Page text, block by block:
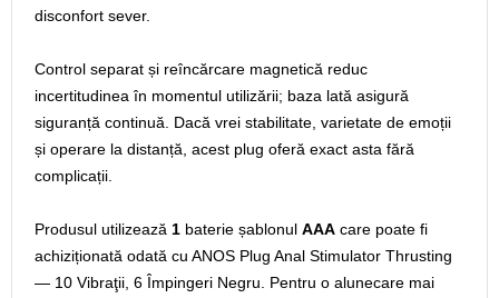
disconfort sever.
Control separat și reîncărcare magnetică reduc
incertitudinea în momentul utilizării; baza lată asigură
siguranță continuă. Dacă vrei stabilitate, varietate de emoții
și operare la distanță, acest plug oferă exact asta fără
complicații.
Produsul utilizează 1 baterie șablonul AAA care poate fi
achiziționată odată cu ANOS Plug Anal Stimulator Thrusting
— 10 Vibraţii, 6 Împingeri Negru. Pentru o alunecare mai